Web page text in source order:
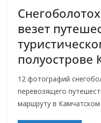
везет
полуострове
12 фотографий
перевозящего
маршруту в Камчатском